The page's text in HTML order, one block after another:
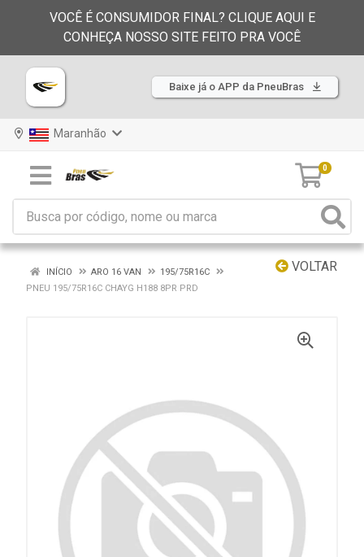
VOCÊ É CONSUMIDOR FINAL? CLIQUE AQUI E
CONHEÇA NOSSO SITE FEITO PRA VOCÊ
Baixe já o APP da PneuBras
Maranhão
0
VOLTAR
INÍCIO ARO 16 VAN
195/75R16C
PNEU 195/75R16C CHAYG H188 8PR PRD